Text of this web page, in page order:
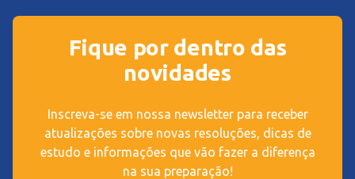
Fique por dentro das
novidades
Inscreva-se em nossa newsletter para receber
atualizações sobre novas resoluções, dicas de
estudo e informações que vão fazer a diferença
na sua preparação!